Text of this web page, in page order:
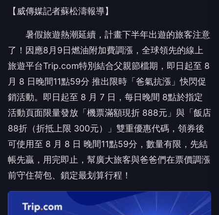
【威傳媒記者蘇松濤報導】
暑假旅遊熱潮延續，計畫下半年出遊的旅客注意
了！因應8月9日燃油附加費調漲，全球領先的線上
旅遊平台Trip.com特別結合父親節檔期，即日起至 8
月 8 日晚間11點59分 推出限時「爸氣抗漲」快閃促
銷活動。即日起至 8 月 7 日，每日晚間 8點於指定
活動頁面限量發放「機票滿額現折 888元」與「飯店
88折（折抵上限 300元）」雙重優惠代碼，領券後
可使用至 8 月 8 日 晚間11點59分，數量有限，先結
帳先贏，用完即止，幫廣大旅客與爸爸們在票價調漲
前守住荷包、鎖定最划算行程！